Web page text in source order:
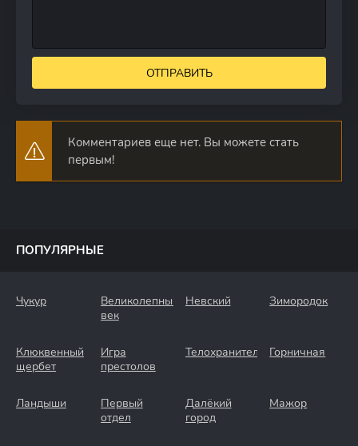
ОТПРАВИТЬ
Комментариев еще нет. Вы можете стать
первым!
ПОПУЛЯРНЫЕ
Чукур
Великолепный
век
Невский Зимородок
Клюквенный
щербет
Игра
престолов
Телохранители Горничная
Ландыши
Первый
отдел
Далёкий
город
Мажор